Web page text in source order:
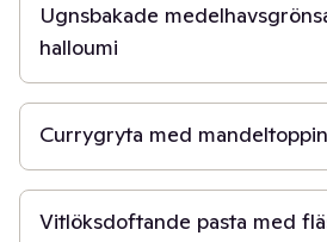
Ugnsbakade
halloumi
30 min
Currygryta med
20 min
Vitlöksdoftande pasta med